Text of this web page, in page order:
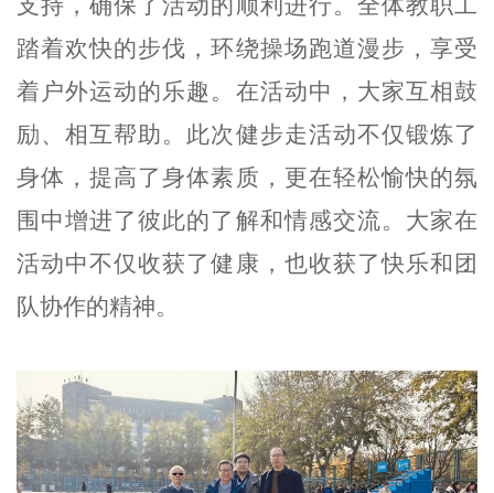
踏着欢快的步伐，环绕操场跑道漫步，享受
着户外运动的乐趣。在活动中，大家互相鼓
励、相互帮助。此次健步走活动不仅锻炼了
身体，提高了身体素质，更在轻松愉快的氛
围中增进了彼此的了解和情感交流。大家在
活动中不仅收获了健康，也收获了快乐和团
队协作的精神。